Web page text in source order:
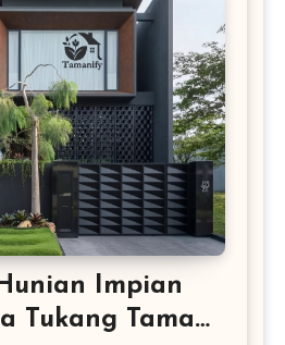
Impian
Tukang Taman